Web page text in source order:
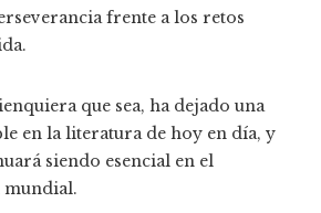
frente a los retos
que sea, ha dejado una
en la literatura de hoy en día, y
siendo esencial en el